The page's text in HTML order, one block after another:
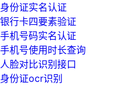
身份证实名认证
银行卡四要素验证
手机号码实名认证
手机号使用时长查询
人脸对比识别接口
身份证ocr识别